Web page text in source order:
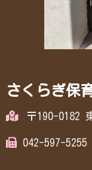
さくらぎ保
〒190-0182
042-597-5255